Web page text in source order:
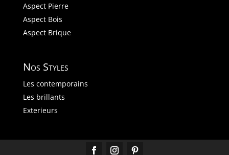
Aspect Pierre
Aspect Bois
Aspect Brique
Nos Styles
Les contemporains
Les brillants
Exterieurs